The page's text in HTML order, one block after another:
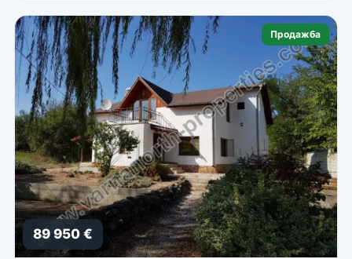
Продажба
89 950 €